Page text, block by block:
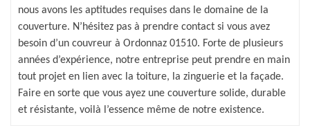
nous avons les aptitudes requises dans le domaine de la
couverture. N’hésitez pas à prendre contact si vous avez
besoin d’un couvreur à Ordonnaz 01510. Forte de plusieurs
années d’expérience, notre entreprise peut prendre en main
tout projet en lien avec la toiture, la zinguerie et la façade.
Faire en sorte que vous ayez une couverture solide, durable
et résistante, voilà l’essence même de notre existence.